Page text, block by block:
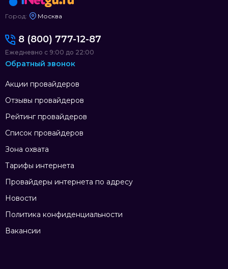
Город: Москва
Акции провайдеров
Отзывы провайдеров
Рейтинг провайдеров
Список провайдеров
Зона охвата
Тарифы интернета
Провайдеры интернета по адресу
Новости
Политика конфиденциальности
Вакансии
8 (800) 777-12-87
Ежедневно с 9:00 до 22:00
Обратный звонок